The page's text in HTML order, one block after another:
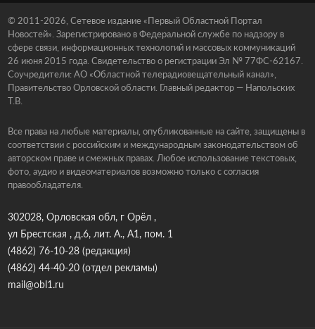
© 2011-2026, Сетевое издание «Первый Областной Портал
Новостей». Зарегистрировано в Федеральной службе по надзору в
сфере связи, информационных технологий и массовых коммуникаций
26 июня 2015 года. Свидетельство о регистрации Эл № 77ФС-62167.
Соучредители: АО «Областной телерадиовещательный канал»,
Правительство Орловской области. Главный редактор — Напольских
Т.В.
Все права на любые материалы, опубликованные на сайте, защищены в
соответствии с российским и международным законодательством об
авторском праве и смежных правах. Любое использование текстовых,
фото, аудио и видеоматериалов возможно только с согласия
правообладателя.
302028, Орловская обл, г Орёл ,
ул Брестская , д.6, лит. А., А1, пом. 1
(4862) 76-10-28(редакция)
(4862) 44-40-20(отдел рекламы)
mail@obl1.ru